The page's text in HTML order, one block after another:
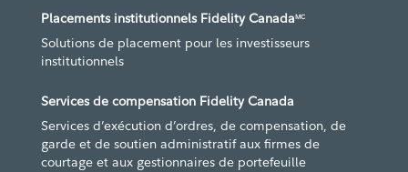
Placements institutionnels Fidelity CanadaMC
Solutions de placement pour les investisseurs
institutionnels
Services de compensation Fidelity Canada
Services d’exécution d’ordres, de compensation, de
garde et de soutien administratif aux firmes de
courtage et aux gestionnaires de portefeuille